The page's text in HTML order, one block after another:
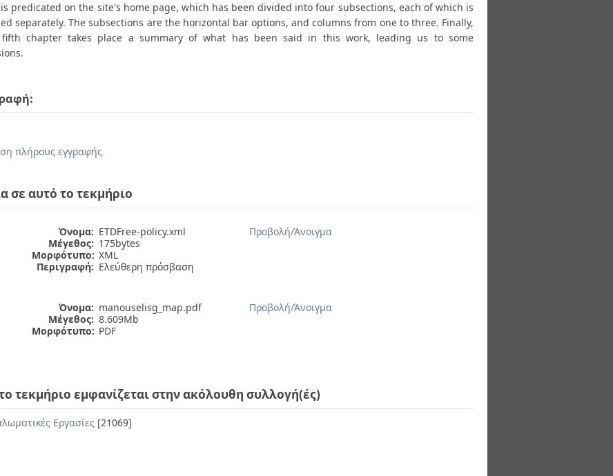
predicated on the site's home page, which has been divided into four subsections, each of which is
separately. The subsections are the horizontal bar options, and columns from one to three. Finally,
chapter takes place a summary of what has been said in this work, leading us to some
πλήρους εγγραφής
σε αυτό το τεκμήριο
Όνομα: ETDFree-policy.xml
Μέγεθος: 175bytes
Μορφότυπο: XML
Περιγραφή: Ελεύθερη πρόσβαση
Προβολή/Άνοιγμα
Όνομα: manouselisg_map.pdf
Μέγεθος: 8.609Mb
Μορφότυπο: PDF
Προβολή/Άνοιγμα
τεκμήριο εμφανίζεται στην ακόλουθη συλλογή(ές)
Εργασίες [21069]